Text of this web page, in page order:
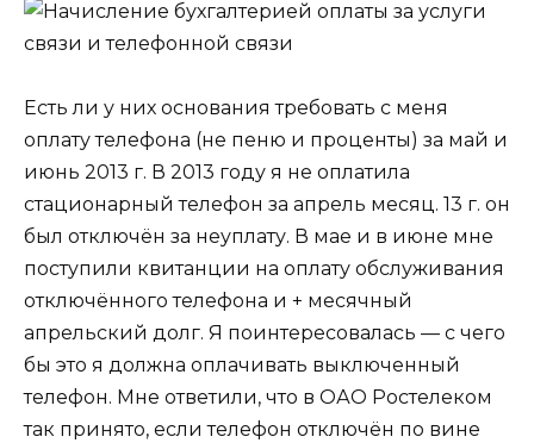
Есть ли у них основания требовать с меня
оплату телефона (не пеню и проценты) за май и
июнь 2013 г. В 2013 году я не оплатила
стационарный телефон за апрель месяц. 13 г. он
был отключён за неуплату. В мае и в июне мне
поступили квитанции на оплату обслуживания
отключённого телефона и + месячный
апрельский долг. Я поинтересовалась — с чего
бы это я должна оплачивать выключенный
телефон. Мне ответили, что в ОАО Ростелеком
так принято, если телефон отключён по вине